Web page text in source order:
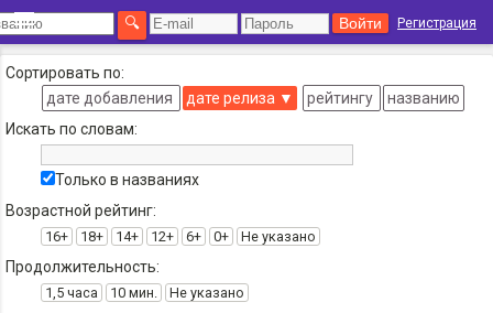
Регистрация
Сортировать по:
дате добавления
дате релиза ▼ рейтингу
названию
Искать по словам:
Только в названиях
Возрастной рейтинг:
16+ 18+ 14+ 12+ 6+ 0+ Не указано
Продолжительность:
1,5 часа 10 мин. Не указано